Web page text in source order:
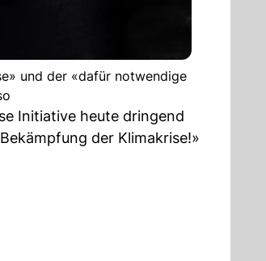
und der «dafür notwendige
Initiative heute dringend
der Klimakrise!»